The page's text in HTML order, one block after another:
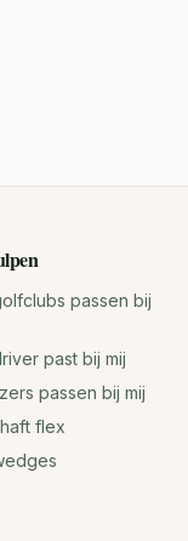
passen bij
past bij mij
passen bij mij
flex